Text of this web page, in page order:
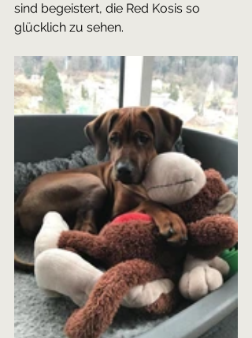
sind begeistert, die Red Kosis so
glücklich zu sehen.